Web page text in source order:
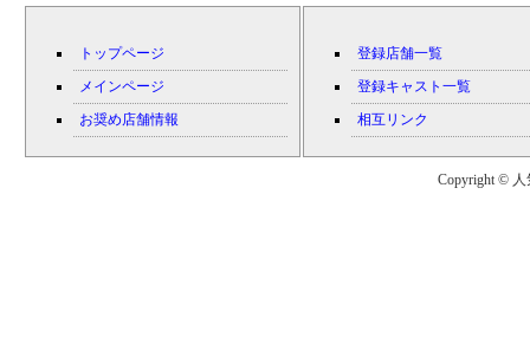
トップページ
メインページ
お奨め店舗情報
登録店舗一覧
登録キャスト一覧
相互リンク
Copyright © 人